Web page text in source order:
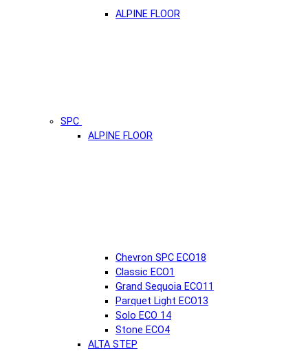
ALPINE FLOOR
SPC
ALPINE FLOOR
Chevron SPC ECO18
Classic ECO1
Grand Sequoia ECO11
Parquet Light ECO13
Solo ECO 14
Stone ECO4
ALTA STEP